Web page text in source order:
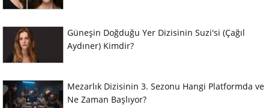
Güneşin Doğduğu Yer Dizisinin Suzi'si (Çağıl
Aydıner) Kimdir?
Mezarlık Dizisinin 3. Sezonu Hangi Platformda ve
Ne Zaman Başlıyor?